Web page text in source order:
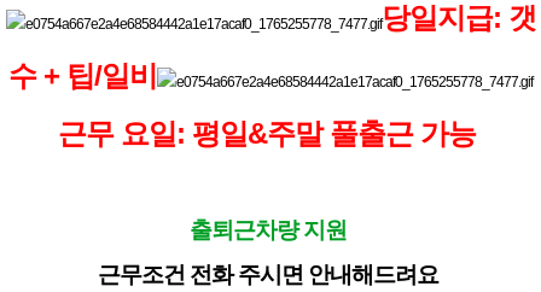
당일지급: 갯
수 + 팁/일비
근무 요일: 평일&주말 풀출근 가능
출퇴근차량 지원
근무조건 전화 주시면 안내해드려요